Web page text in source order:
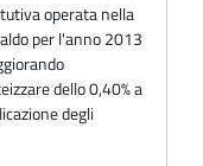
operata nella
per l'anno 2013
dello 0,40% a
degli